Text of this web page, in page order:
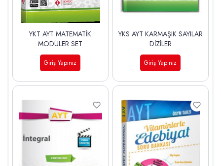
YKT AYT MATEMATİK
MODÜLER SET
Giriş Yapınız
YKS AYT KARMAŞIK SAYILAR
DİZİLER
Giriş Yapınız